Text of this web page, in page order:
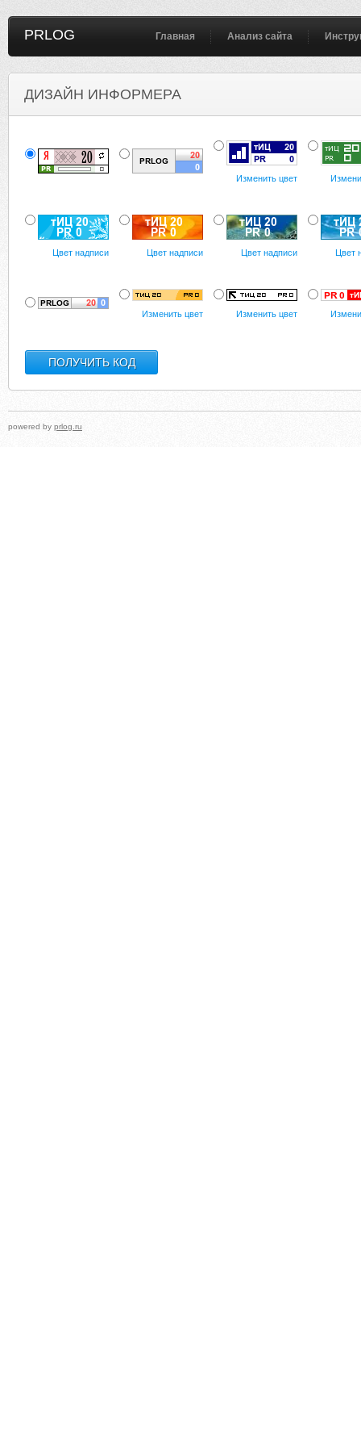
PRLOG Главная Анализ сайта
ДИЗАЙН ИНФОРМЕРА
Изменить цвет
Цвет надписи Цвет надписи Цвет надписи Цвет
Изменить цвет Изменить цвет
powered by prlog.ru